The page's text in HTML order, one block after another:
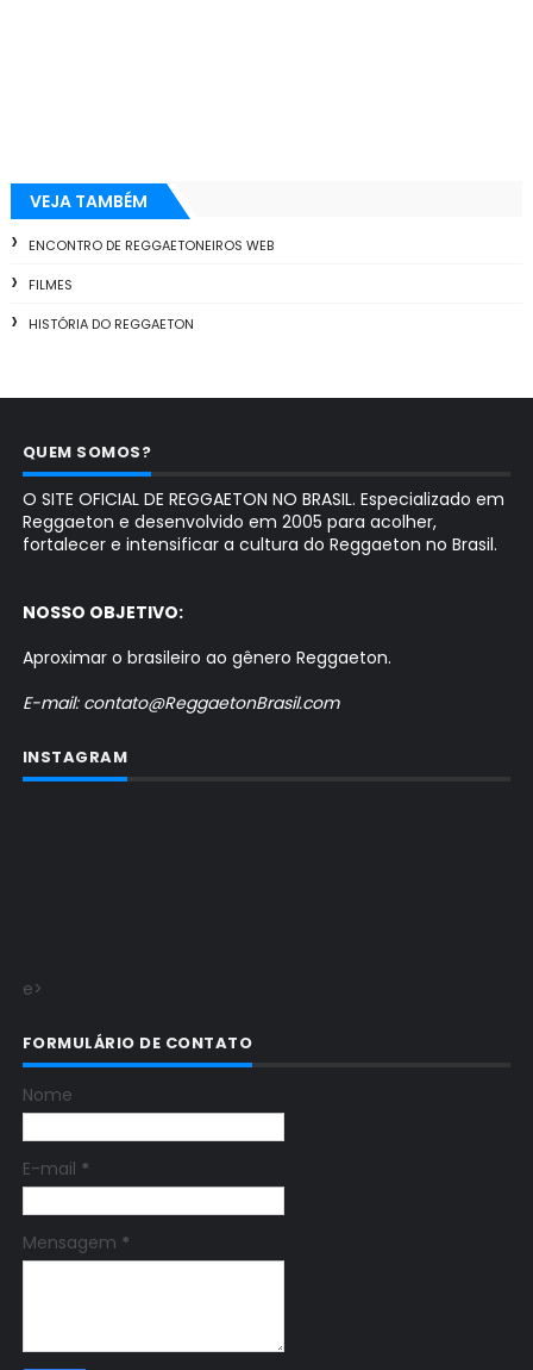
VEJA TAMBÉM
ENCONTRO DE REGGAETONEIROS WEB
FILMES
HISTÓRIA DO REGGAETON
QUEM SOMOS?
O SITE OFICIAL DE REGGAETON NO BRASIL. Especializado em
Reggaeton e desenvolvido em 2005 para acolher,
fortalecer e intensificar a cultura do Reggaeton no Brasil.
NOSSO OBJETIVO:
Aproximar o brasileiro ao gênero Reggaeton.
E-mail: contato@ReggaetonBrasil.com
INSTAGRAM
e>
FORMULÁRIO DE CONTATO
Nome
E-mail *
Mensagem *